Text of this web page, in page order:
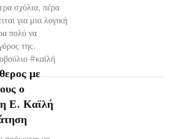
σχόλια, πέρα
για μια λογική
πολύ να
της.
#καϊλή
με
ο
Ε. Καϊλή